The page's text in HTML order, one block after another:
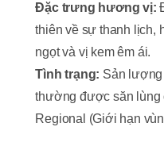
Đặc trưng hương vị:
thiên về sự thanh lịch,
ngọt và vị kem êm ái.
Tình trạng: Sản lượng
thường được săn lùng
Regional (Giới hạn